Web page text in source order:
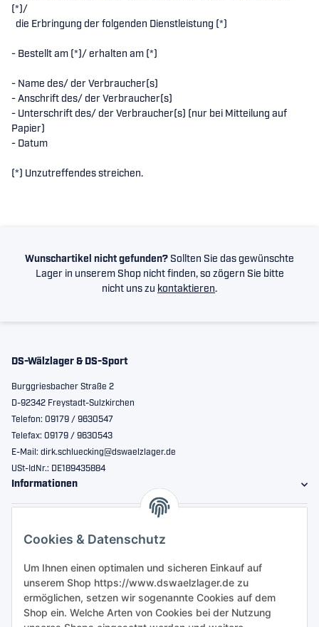
Cookies & Datenschutz
Um Ihnen einen optimalen und sicheren Einkauf auf
unserem Shop https://www.dswaelzlager.de zu
ermöglichen, setzen wir sogenannte Cookies auf dem
Shop ein. Welche Arten von Cookies bei der Nutzung
(*)/
die Erbringung der folgenden Dienstleistung (*)
- Bestellt am (*)/ erhalten am (*)
- Name des/ der Verbraucher(s)
- Anschrift des/ der Verbraucher(s)
- Unterschrift des/ der Verbraucher(s) (nur bei Mitteilung auf
Papier)
- Datum
(*) Unzutreffendes streichen.
Wunschartikel nicht gefunden? Sollten Sie das gewünschte
Lager in unserem Shop nicht finden, so zögern Sie bitte
nicht uns zu kontaktieren.
DS-Wälzlager & DS-Sport
Burggriesbacher Straße 2
D-92342 Freystadt-Sulzkirchen
Telefon: 09179 / 9630547
Telefax: 09179 / 9630543
E-Mail: dirk.schluecking@dswaelzlager.de
USt-IdNr.: DE189435884
Informationen